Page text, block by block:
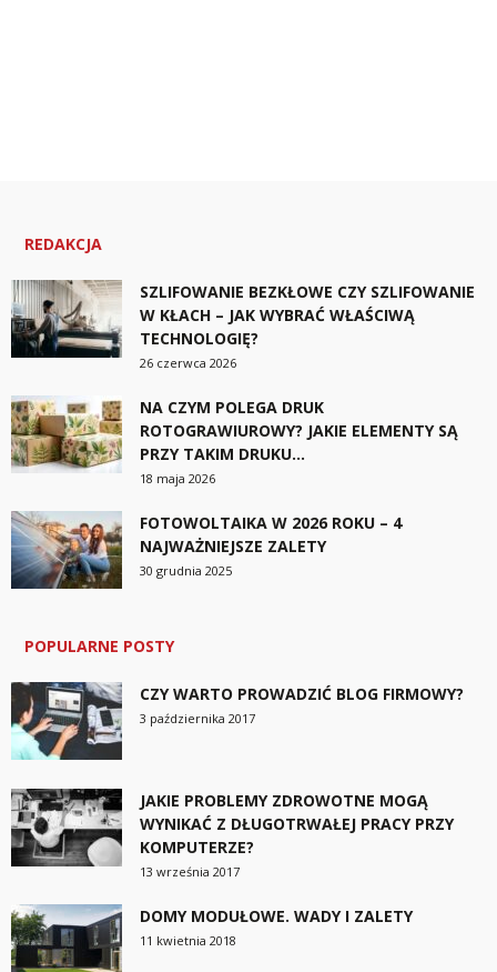
REDAKCJA
SZLIFOWANIE BEZKŁOWE CZY SZLIFOWANIE
W KŁACH – JAK WYBRAĆ WŁAŚCIWĄ
TECHNOLOGIĘ?
26 czerwca 2026
NA CZYM POLEGA DRUK
ROTOGRAWIUROWY? JAKIE ELEMENTY SĄ
PRZY TAKIM DRUKU...
18 maja 2026
FOTOWOLTAIKA W 2026 ROKU – 4
NAJWAŻNIEJSZE ZALETY
30 grudnia 2025
POPULARNE POSTY
CZY WARTO PROWADZIĆ BLOG FIRMOWY?
3 października 2017
JAKIE PROBLEMY ZDROWOTNE MOGĄ
WYNIKAĆ Z DŁUGOTRWAŁEJ PRACY PRZY
KOMPUTERZE?
13 września 2017
DOMY MODUŁOWE. WADY I ZALETY
11 kwietnia 2018